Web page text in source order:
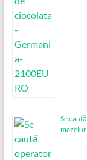
Se